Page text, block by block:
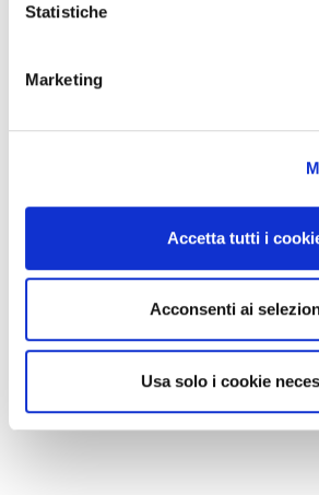
Statistiche
Marketing
Accetta tutti i
Acconsenti ai
Usa solo i cookie